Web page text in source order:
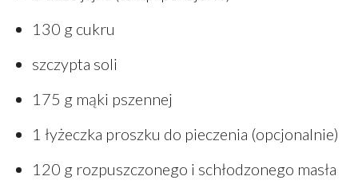
130 g cukru
szczypta soli
175 g mąki pszennej
1 łyżeczka proszku do pieczenia (opcjonalnie)
120 g rozpuszczonego i schłodzonego masła